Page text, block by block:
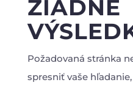
ŽIADNE
Požadovaná stránka
spresniť vaše